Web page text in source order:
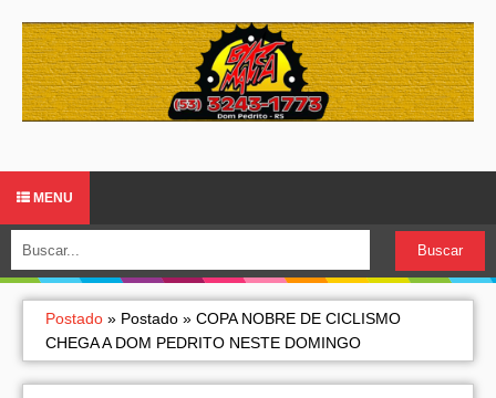
MENU
Postado » Postado » COPA NOBRE DE CICLISMO
CHEGA A DOM PEDRITO NESTE DOMINGO